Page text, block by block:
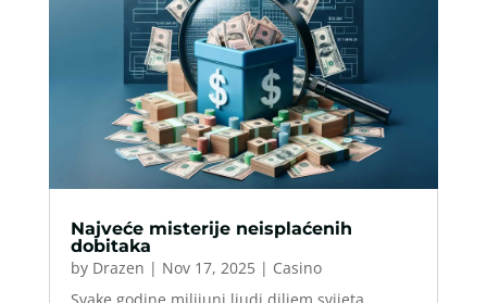
Najveće misterije neisplaćenih
dobitaka
by Drazen | Nov 17, 2025| Casino